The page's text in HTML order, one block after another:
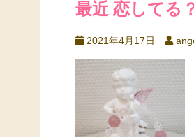
最近 恋してる
2021年4月17日